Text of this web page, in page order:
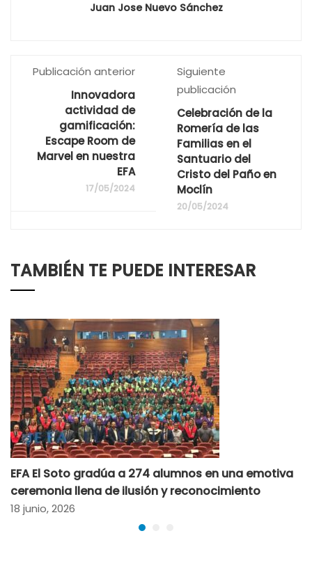
Juan Jose Nuevo Sánchez
Publicación anterior
Innovadora
actividad de
gamificación:
Escape Room de
Marvel en nuestra
EFA
17/05/2024
Siguiente
publicación
Celebración de la
Romería de las
Familias en el
Santuario del
Cristo del Paño en
Moclín
20/05/2024
TAMBIÉN TE PUEDE INTERESAR
EFA El Soto gradúa a 274 alumnos en una emotiva
ceremonia llena de ilusión y reconocimiento
18 junio, 2026